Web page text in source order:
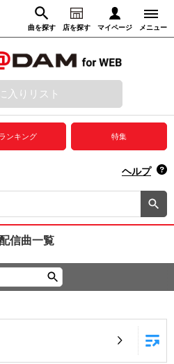
曲を探す 店を探す マイページ メニュー
録音からさがす
グイン
入りリスト
ランキング 特集
ヘルプ
信曲一覧